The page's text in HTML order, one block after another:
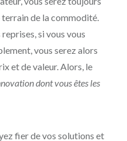
de la commodité.
reprises, si vous vous
vous serez alors
et de valeur. Alors, le
dont vous êtes les
fier de vos solutions et